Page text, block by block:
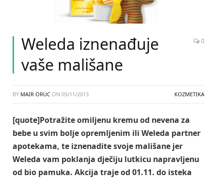
Weleda iznenađuje
vaše mališane
0
BY MAIR ORUC ON 05/11/2013 KOZMETIKA
[quote]Potražite omiljenu kremu od nevena za
bebe u svim bolje opremljenim ili Weleda partner
apotekama, te iznenadite svoje mališane jer
Weleda vam poklanja dječiju lutkicu napravljenu
od bio pamuka. Akcija traje od 01.11. do isteka